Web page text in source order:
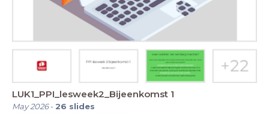
LUK1_PPI_lesweek2_Bijeenkomst 1
May 2026- 26 slides